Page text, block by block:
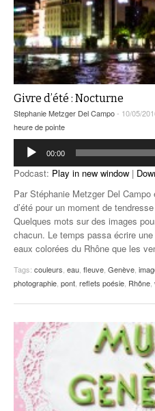
Givre d’été : Nocturne
Stephanie Metzger Del Campo- 10/05/
heure de pointe
Lecteur
audio
00:00
Podcast: Play in new window |
Par Stéphanie Metzger Del
d’été pour un moment de
Quelques mots sur des images
chacun. Le temps passa écrire
eaux colorées du Rhône que les
Tags: couleurs eau fleuve Genève
photographie pont reflets poésie Rhône